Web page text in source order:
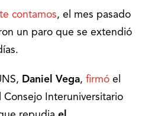
contamos, el mes pasado
un paro que se extendió
Daniel Vega, firmó el
Consejo Interuniversitario